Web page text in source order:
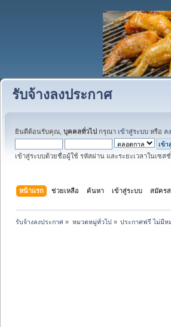
รับจ้างลงประกาศ
ยินดีต้อนรับคุณ, บุคคลทั่วไป กรุณา เข้าสู่ระบบ หรือ ล
เข้าสู่ระบบด้วยชื่อผู้ใช้ รหัสผ่าน และระยะเวลาในเซส
หน้าแรก ช่วยเหลือ ค้นหา เข้าสู่ระบบ สมัคร
รับจ้างลงประกาศ » หมวดหมู่ทั่วไป» ประกาศฟรี ไม่มี